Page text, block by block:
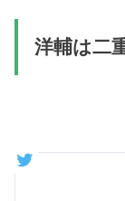
洋輔は二